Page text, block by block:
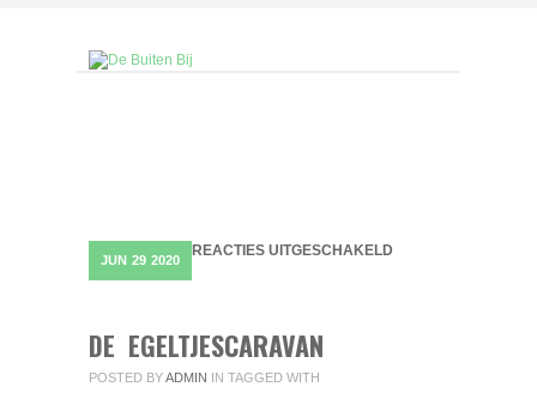
JUN 29 2020
REACTIES UITGESCHAKELD
DE EGELTJESCARAVAN
POSTED BYADMIN IN TAGGED WITH